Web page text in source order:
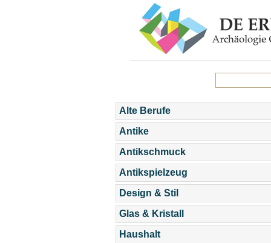
Alte Berufe
Antike
Antikschmuck
Antikspielzeug
Design & Stil
Glas & Kristall
Haushalt